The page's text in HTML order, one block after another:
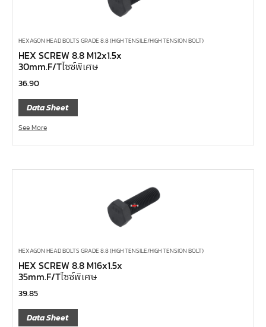
ข้อต่อฟรี
ข้ออ่อน
ข้อต่อ หักมุม
ข้อต่อ
ด้ามควง
ด้ามขันตัวแอล
ด้ามฟรี หัวกลม คอพับ ด้ามยาง 1/4", 3/8", 1/2"
ด้ามฟรี หัวกลม คอพับ ด้ามเรียบ 1/4", 3/8", 1/2"
ด้ามฟรี หัวกลม ด้ามยาง 1/4", 3/8", 1/2"
ด้ามฟรี หัวกลม ด้ามเรียบ 1/4", 3/8", 1/2"
ด้ามฟรี หัวกลม ด้ามเหล็ก 1/4", 3/8", 1/2", 1"
ด้ามฟรี ยาง คอพับ กดปุ่ม
HEXAGON HEAD BOLTS GRADE 8.8 (HIGH TENSILE/HIGH TENSION BOLT)
HEX SCREW 8.8 M12x1.5x
30mm.F/Tไซซ์พิเศษ
36.90
Data Sheet
See More
HEXAGON HEAD BOLTS GRADE 8.8 (HIGH TENSILE/HIGH TENSION BOLT)
HEX SCREW 8.8 M16x1.5x
35mm.F/Tไซซ์พิเศษ
39.85
Data Sheet